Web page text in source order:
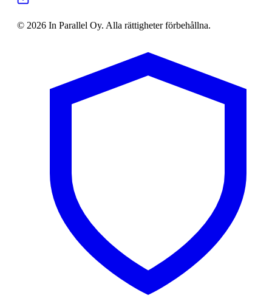
© 2026 In Parallel Oy. Alla rättigheter förbehållna.